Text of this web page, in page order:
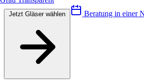
Beratung in einer